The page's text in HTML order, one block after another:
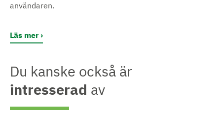
användaren.
Läs mer
Du kanske också är
intresserad av